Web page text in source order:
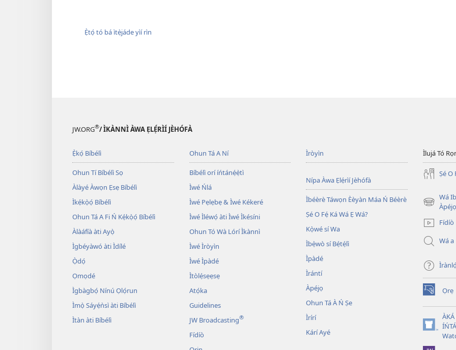
Ẹ̀tọ́ tó bá ìtẹ̀jáde yìí rìn
JW.ORG®/ ÌKÀNNÌ ÀWA ẸLẸ́RÌÍ JÈHÓFÀ
Ẹ̀kọ́ Bíbélì
Ohun Tí Bíbélì Sọ
Àlàyé Àwọn Ẹsẹ Bíbélì
Ìkẹ́kọ̀ọ́ Bíbélì
Ohun Tá A Fi Ń Kẹ́kọ̀ọ́ Bíbélì
Àlàáfíà àti Ayọ̀
Ìgbéyàwó àti Ìdílé
Ọ̀dọ́
Ọmọdé
Ìgbàgbọ́ Nínú Ọlọ́run
Ìmọ̀ Sáyẹ́ǹsì àti Bíbélì
Ìtàn àti Bíbélì
Ohun Tá A Ní
Bíbélì orí íńtánẹ́ẹ̀tì
Ìwé Ńlá
Ìwé Pẹlẹbẹ & Ìwé Kékeré
Ìwé Ìléwọ́ àti Ìwé Ìkésíni
Ohun Tó Wà Lórí Ìkànnì
Ìwé Ìròyìn
Ìwé Ìpàdé
Ìtòlẹ́sẹẹsẹ
Atọ́ka
Guidelines
JW Broadcasting®
Fídíò
Ìròyìn
Nípa Àwa Ẹlẹ́rìí Jèhófà
Ìbéèrè Táwọn Èèyàn Máa Ń Béèrè
Ṣé O Fẹ́ Ká Wá Ẹ Wá?
Kọ̀wé sí Wa
Ìbẹ̀wò sí Bẹ́tẹ́lì
Ìpàdé
Ìrántí
Àpéjọ
Ohun Tá À Ń Ṣe
Ìrírí
Kárí Ayé
Ìlujá Tó
Ṣé O
Wá
(opens
window)
Fídíò
Wá a
Ọrẹ
(opens
new
window)
(opens